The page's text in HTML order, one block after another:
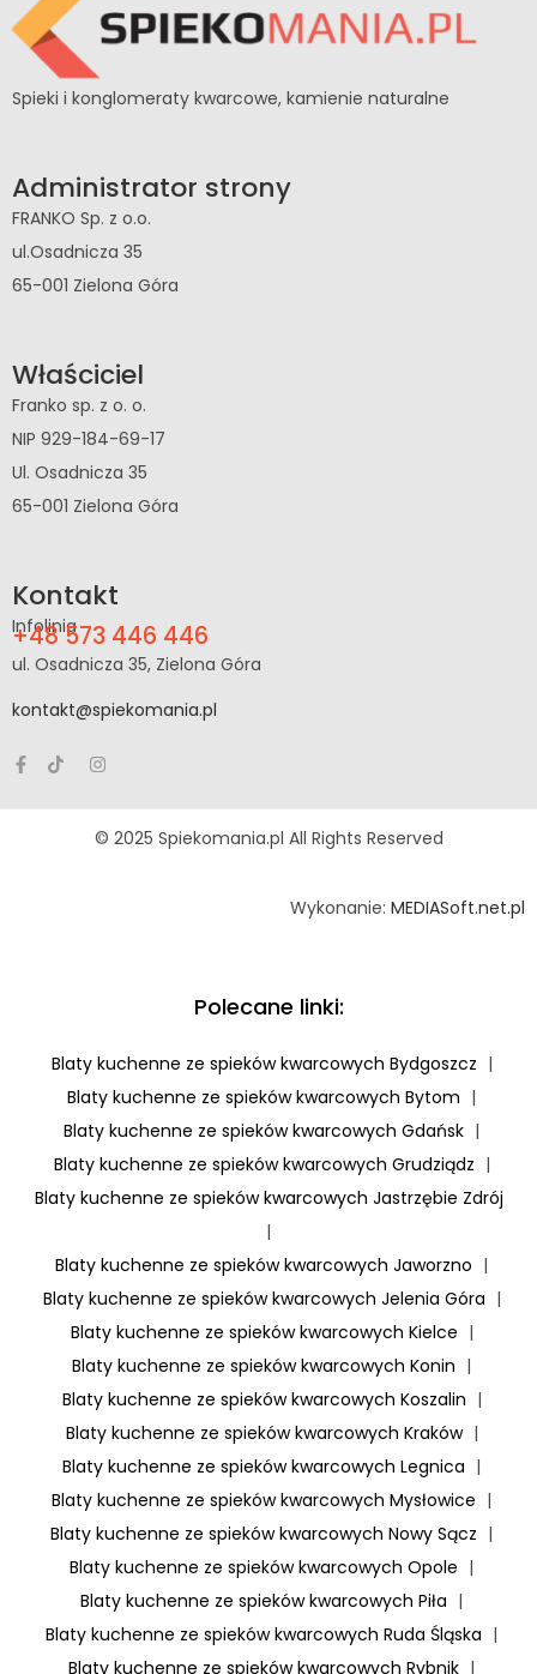
Spieki i konglomeraty kwarcowe, kamienie naturalne
Administrator strony
FRANKO Sp. z o.o.
ul.Osadnicza 35
65-001 Zielona Góra
Właściciel
Franko sp. z o. o.
NIP 929-184-69-17
Ul. Osadnicza 35
65-001 Zielona Góra
Kontakt
Infolinia
+48 573 446 446
ul. Osadnicza 35, Zielona Góra
kontakt@spiekomania.pl
© 2025 Spiekomania.pl All Rights Reserved
Wykonanie: MEDIASoft.net.pl
Polecane linki:
Blaty kuchenne ze spieków kwarcowych Bydgoszcz |
Blaty kuchenne ze spieków kwarcowych Bytom |
Blaty kuchenne ze spieków kwarcowych Gdańsk |
Blaty kuchenne ze spieków kwarcowych Grudziądz |
Blaty kuchenne ze spieków kwarcowych Jastrzębie Zdrój
|
Blaty kuchenne ze spieków kwarcowych Jaworzno |
Blaty kuchenne ze spieków kwarcowych Jelenia Góra |
Blaty kuchenne ze spieków kwarcowych Kielce |
Blaty kuchenne ze spieków kwarcowych Konin |
Blaty kuchenne ze spieków kwarcowych Koszalin |
Blaty kuchenne ze spieków kwarcowych Kraków |
Blaty kuchenne ze spieków kwarcowych Legnica |
Blaty kuchenne ze spieków kwarcowych Mysłowice |
Blaty kuchenne ze spieków kwarcowych Nowy Sącz |
Blaty kuchenne ze spieków kwarcowych Opole |
Blaty kuchenne ze spieków kwarcowych Piła |
Blaty kuchenne ze spieków kwarcowych Ruda Śląska |
Blaty kuchenne ze spieków kwarcowych Rybnik |